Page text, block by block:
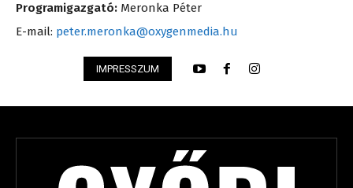
Programigazgató: Meronka Péter
E-mail: peter.meronka@oxygenmedia.hu
IMPRESSZUM